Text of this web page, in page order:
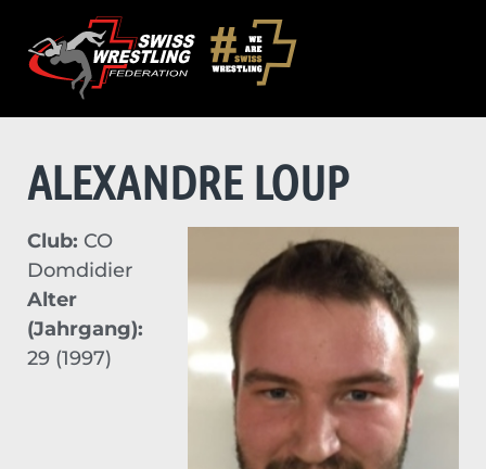
ALEXANDRE LOUP
Club: CO
Domdidier
Alter
(Jahrgang):
29 (1997)